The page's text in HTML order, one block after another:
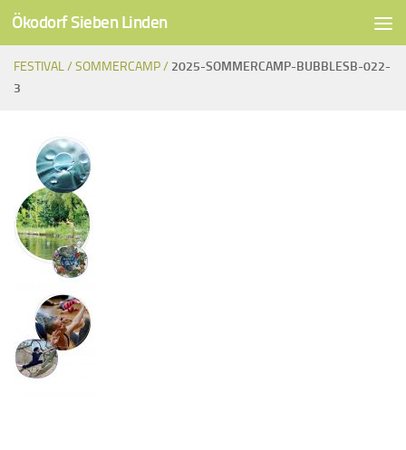
Unter dem Inhalt
Ökodorf Sieben Linden
FESTIVAL /SOMMERCAMP / 2025-SOMMERCAMP-BUBBLESB-022-
3